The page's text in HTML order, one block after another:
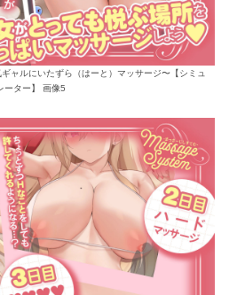
ャルにいたずら（はーと）マッサージ〜【シミュ
ーター】 画像5